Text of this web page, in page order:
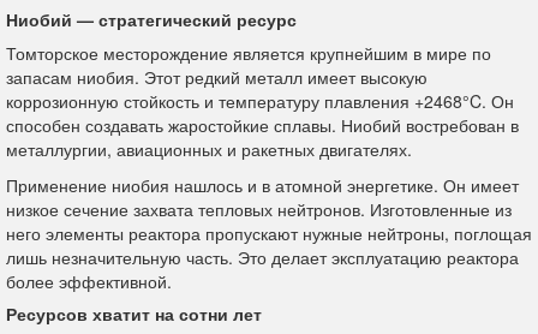
Ниобий — стратегический ресурс
Томторское месторождение является крупнейшим в мире по
запасам ниобия. Этот редкий металл имеет высокую
коррозионную стойкость и температуру плавления +2468°C. Он
способен создавать жаростойкие сплавы. Ниобий востребован в
металлургии, авиационных и ракетных двигателях.
Применение ниобия нашлось и в атомной энергетике. Он имеет
низкое сечение захвата тепловых нейтронов. Изготовленные из
него элементы реактора пропускают нужные нейтроны, поглощая
лишь незначительную часть. Это делает эксплуатацию реактора
более эффективной.
Ресурсов хватит на сотни лет